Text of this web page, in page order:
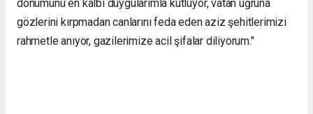
dönümünü en kalbi duygularımla kutluyor, vatan uğruna
gözlerini kırpmadan canlarını feda eden aziz şehitlerimizi
rahmetle anıyor, gazilerimize acil şifalar diliyorum."